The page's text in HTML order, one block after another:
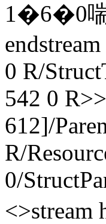
1�6�0喘,}
0 R/
542 0
612]/
R/
0/
<>stream